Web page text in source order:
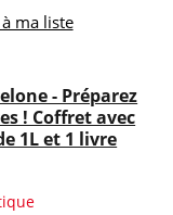
ma liste
- Préparez
! Coffret avec
1L et 1 livre